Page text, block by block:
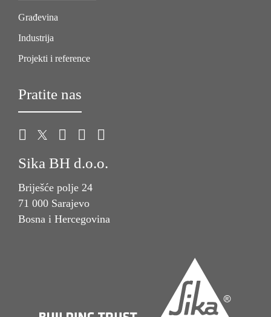
Građevina
Industrija
Projekti i reference
Pratite nas
Sika BH d.o.o.
Briješće polje 24
71 000 Sarajevo
Bosna i Hercegovina